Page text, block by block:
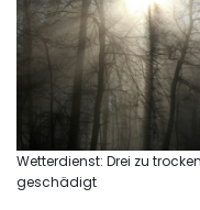
Wetterdienst: Drei zu
geschädigt